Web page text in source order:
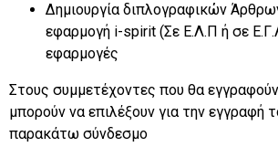
Δημιουργία διπλογραφικών
εφαρμογή i-spirit (Σε Ε.Λ.Π ή σε
εφαρμογές
Στους συμμετέχοντες που θα
μπορούν να επιλέξουν για την εγγραφή
παρακάτω σύνδεσμο